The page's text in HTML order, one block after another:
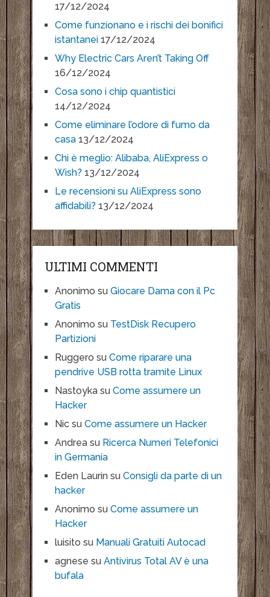
17/12/2024
Come funzionano e i rischi dei bonifici
istantanei 17/12/2024
Why Electric Cars Aren’t Taking Off
16/12/2024
Cosa sono i chip quantistici
14/12/2024
Come eliminare l’odore di fumo da
casa 13/12/2024
Chi è meglio: Alibaba, AliExpress o
Wish? 13/12/2024
Le recensioni su AliExpress sono
affidabili? 13/12/2024
ULTIMI COMMENTI
Anonimo su Giocare Dama con il Pc
Gratis
Anonimo su TestDisk Recupero
Partizioni
Ruggero su Come riparare una
pendrive USB rotta tramite Linux
Nastoykasu Come assumere un
Hacker
Nicsu Come assumere un Hacker
Andreasu Ricerca Numeri Telefonici
in Germania
Eden Laurinsu Consigli da parte di un
hacker
Anonimo su Come assumere un
Hacker
luisito su Manuali Gratuiti Autocad
agnese su Antivirus Total AV è una
bufala